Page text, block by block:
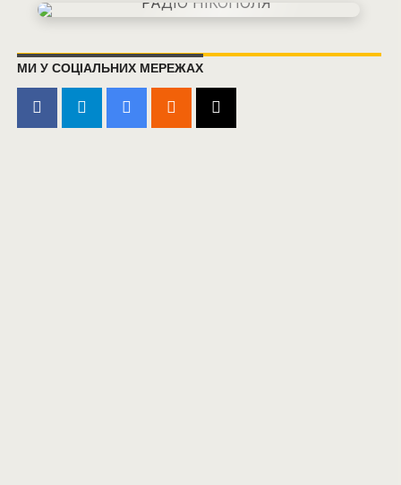
МИ У СОЦІАЛЬНИХ МЕРЕЖАХ